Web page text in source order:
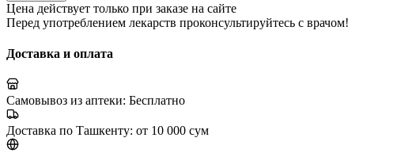
Цена действует только при заказе на сайте
Перед употреблением лекарств проконсультируйтесь с врачом!
Доставка и оплата
Самовывоз из аптеки: Бесплатно
Доставка по Ташкенту: от 10 000 сум